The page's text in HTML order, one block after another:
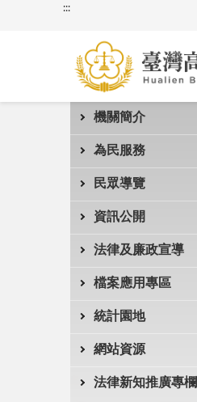
:::
機關簡介
為民服務
民眾導覽
資訊公開
法律及廉政宣導
檔案應用專區
統計園地
網站資源
法律新知推廣專欄